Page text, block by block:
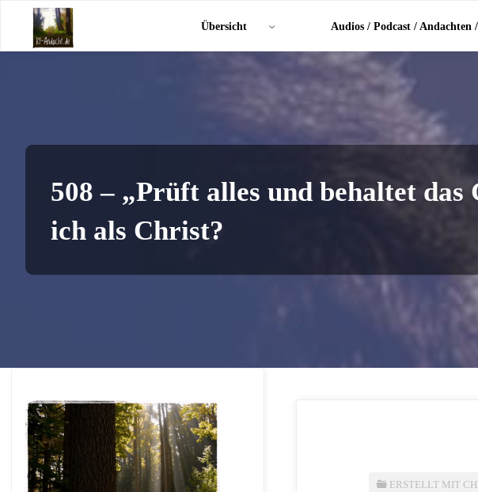
springen
Übersicht Audios / Podcast / Andachten
508 – „Prüft alles und behaltet das
ich als Christ?
ERSTELLT MIT